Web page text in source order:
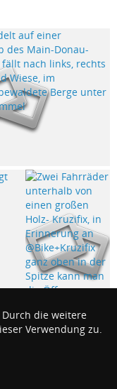
Durch die weitere
Verwendung zu.